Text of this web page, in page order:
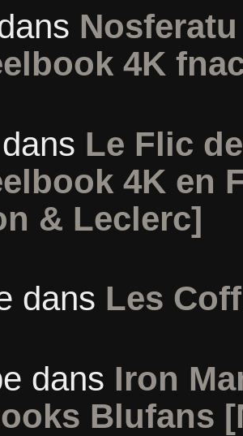
4K
Le Flic
4K en
& Leclerc]
dans Les
dans Iron
Blufans